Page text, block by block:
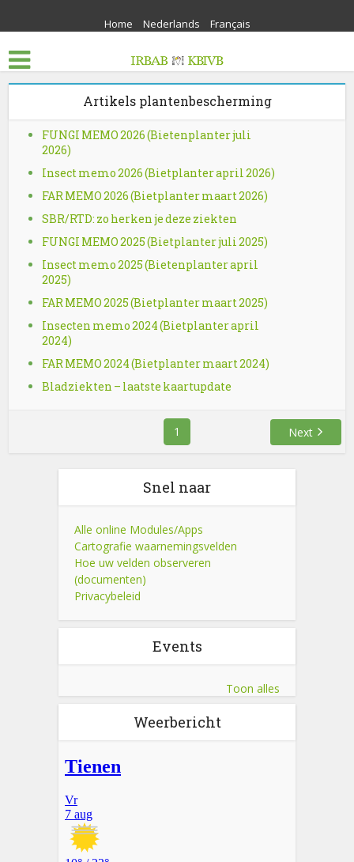
Home Nederlands Français
Artikels plantenbescherming
FUNGI MEMO 2026 (Bietenplanter juli
2026)
Insect memo 2026 (Bietplanter april 2026)
FAR MEMO 2026 (Bietplanter maart 2026)
SBR/RTD: zo herken je deze ziekten
FUNGI MEMO 2025 (Bietplanter juli 2025)
Insect memo 2025 (Bietenplanter april
2025)
FAR MEMO 2025 (Bietplanter maart 2025)
Insecten memo 2024 (Bietplanter april
2024)
FAR MEMO 2024 (Bietplanter maart 2024)
Bladziekten – laatste kaartupdate
1 Next
Snel naar
Alle online Modules/Apps
Cartografie waarnemingsvelden
Hoe uw velden observeren
(documenten)
Privacybeleid
Events
Toon alles
Weerbericht